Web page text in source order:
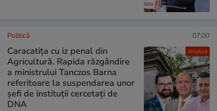
Analiză
Politică 07:00
Caracatița cu iz penal din
Agricultură. Rapida răzgândire
a ministrului Tanczos Barna
referitoare la suspendarea unor
șefi de instituții cercetați de
DNA